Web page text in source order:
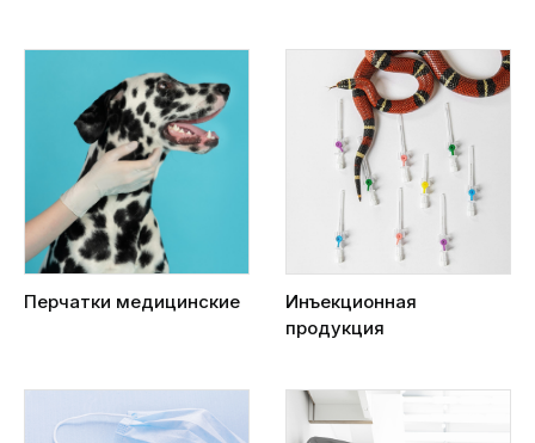
Перчатки медицинские
Инъекционная
продукция